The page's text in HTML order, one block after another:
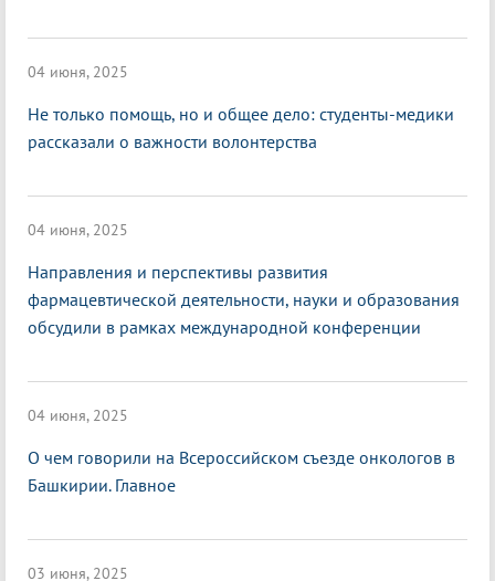
04 июня, 2025
Не только помощь, но и общее дело: студенты-медики
рассказали о важности волонтерства
04 июня, 2025
Направления и перспективы развития
фармацевтической деятельности, науки и образования
обсудили в рамках международной конференции
04 июня, 2025
О чем говорили на Всероссийском съезде онкологов в
Башкирии. Главное
03 июня, 2025